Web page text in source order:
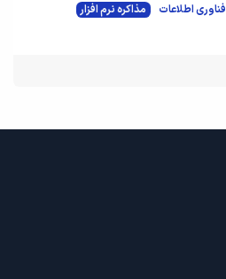
فناوری اطلاعات
مذاکره نرم افزار